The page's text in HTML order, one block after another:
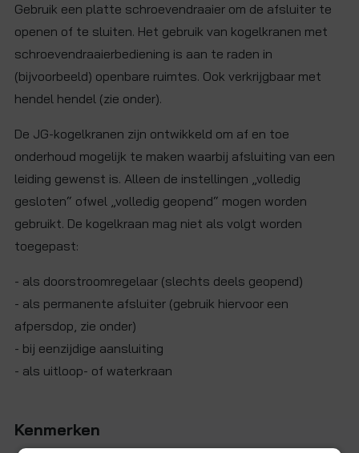
Gebruik een platte schroevendraaier om de afsluiter te
openen of te sluiten. Het gebruik van kogelkranen met
schroevendraaierbediening is aan te raden in
(bijvoorbeeld) openbare ruimtes. Ook verkrijgbaar met
hendel hendel (zie onder).
De JG-kogelkranen zijn ontwikkeld om af en toe
onderhoud mogelijk te maken waarbij afsluiting van een
leiding gewenst is. Alleen de instellingen „volledig
gesloten“ ofwel „volledig geopend“ mogen worden
gebruikt. De kogelkraan mag niet als volgt worden
toegepast:
- als doorstroomregelaar (slechts deels geopend)
- als permanente afsluiter (gebruik hiervoor een
afpersdop, zie onder)
- bij eenzijdige aansluiting
- als uitloop- of waterkraan
Kenmerken